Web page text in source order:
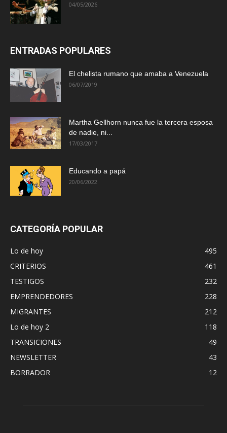
04/05/2026
ENTRADAS POPULARES
El chelista rumano que amaba a Venezuela
06/07/2019
Martha Gellhorn nunca fue la tercera esposa
de nadie, ni...
17/03/2017
Educando a papá
20/06/2022
CATEGORÍA POPULAR
Lo de hoy
495
CRITERIOS
461
TESTIGOS
232
EMPRENDEDORES
228
MIGRANTES
212
Lo de hoy 2
118
TRANSICIONES
49
NEWSLETTER
43
BORRADOR
12